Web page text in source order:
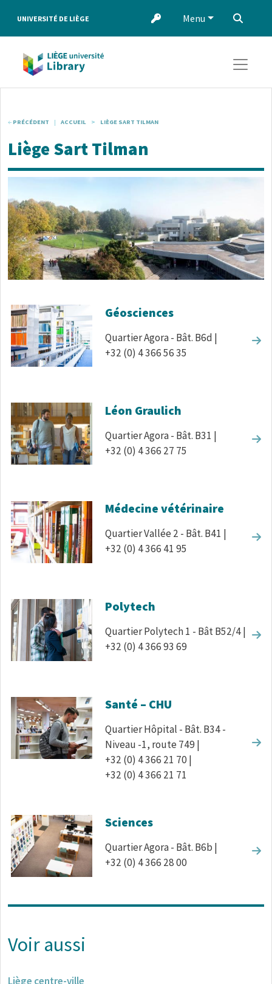
UNIVERSITÉ DE LIÈGE Menu
PRÉCÉDENT ACCUEIL LIÈGE SART TILMAN
Liège Sart Tilman
Géosciences
Quartier Agora - Bât. B6d |
+32 (0) 4 366 56 35
Léon Graulich
Quartier Agora - Bât. B31 |
+32 (0) 4 366 27 75
Médecine vétérinaire
Quartier Vallée 2 - Bât. B41 |
+32 (0) 4 366 41 95
Polytech
Quartier Polytech 1 - Bât B52/4 |
+32 (0) 4 366 93 69
Santé – CHU
Quartier Hôpital - Bât. B34 -
Niveau -1, route 749 |
+32 (0) 4 366 21 70 |
+32 (0) 4 366 21 71
Sciences
Quartier Agora - Bât. B6b |
+32 (0) 4 366 28 00
Voir aussi
Liège centre-ville